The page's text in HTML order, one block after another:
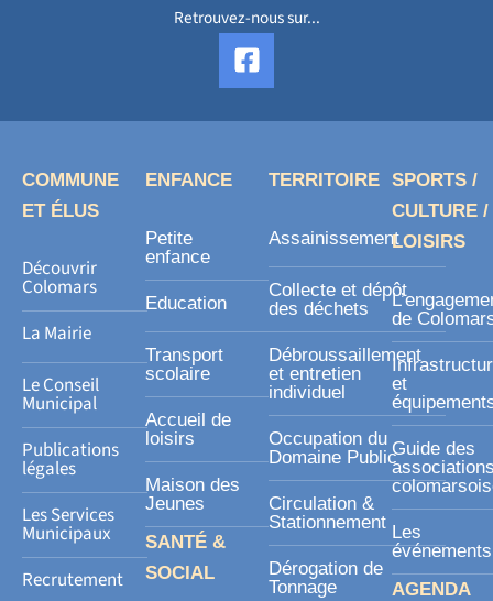
Retrouvez-nous sur...
F
a
c
e
s
r
COMMUNE
ET ÉLUS
Découvrir
Colomars
La Mairie
Le Conseil
Municipal
Publications
légales
Les Services
Municipaux
Recrutement
ENFANCE
Petite
enfance
Education
Transport
scolaire
Accueil de
loisirs
Maison des
Jeunes
SANTÉ &
SOCIAL
TERRITOIRE
Assainissement
Collecte et dépôt
des déchets
Débroussaillement
et entretien
individuel
Occupation du
Domaine Public
Circulation &
Stationnement
Dérogation de
Tonnage
SPORTS /
CULTURE /
LOISIRS
de
et
Guide des
Les
événements
AGENDA